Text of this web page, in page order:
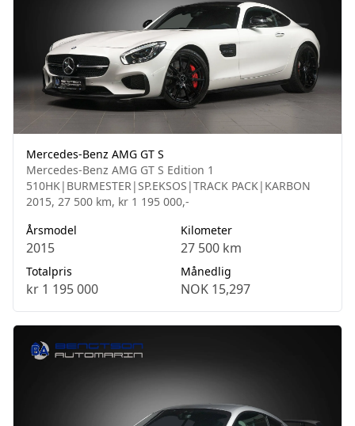
Mercedes-Benz AMG GT S
Mercedes-Benz AMG GT S Edition 1
510HK|BURMESTER|SP.EKSOS|TRACK PACK|KARBON
2015, 27 500 km, kr 1 195 000,-
Årsmodel
2015
Kilometer
27 500 km
Totalpris
kr 1 195 000
Månedlig
NOK 15,297